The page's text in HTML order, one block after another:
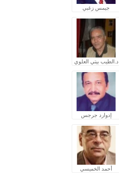
جيمس زغبي
د.الطيب بيتي العلوي
إدوارد جرجس
أحمد الخميسي